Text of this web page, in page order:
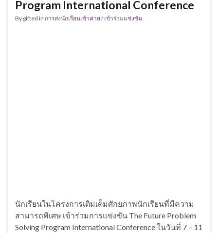
Program International Conference
By gifted in การส่งนักเรียนเข้าค่าย / เข้าร่วมแข่งขัน
นักเรียนในโครงการเติมเต็มศักยภาพนักเรียนที่มีความ
สามารถพิเศษ เข้าร่วมการแข่งขัน The Future Problem
Solving Program International Conference ในวันที่ 7 – 11